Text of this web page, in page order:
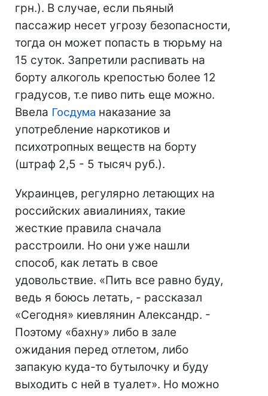
грн.). В случае, если пьяный
пассажир несет угрозу безопасности,
тогда он может попасть в тюрьму на
15 суток. Запретили распивать на
борту алкоголь крепостью более 12
градусов, т.е пиво пить еще можно.
Ввела Госдума наказание за
употребление наркотиков и
психотропных веществ на борту
(штраф 2,5 - 5 тысяч руб.).
Украинцев, регулярно летающих на
российских авиалиниях, такие
жесткие правила сначала
расстроили. Но они уже нашли
способ, как летать в свое
удовольствие. «Пить все равно буду,
ведь я боюсь летать, - рассказал
«Сегодня» киевлянин Александр. -
Поэтому «бахну» либо в зале
ожидания перед отлетом, либо
запакую куда-то бутылочку и буду
выходить с ней в туалет». Но можно